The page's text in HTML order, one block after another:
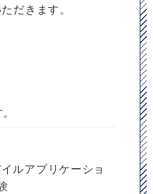
だきます。
ルアプリケーショ